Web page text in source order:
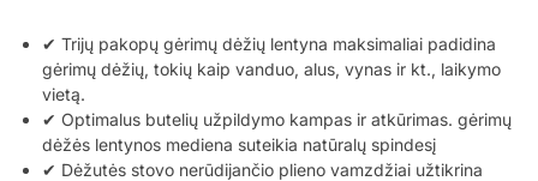
✔ Trijų pakopų gėrimų dėžių lentyna maksimaliai padidina
gėrimų dėžių, tokių kaip vanduo, alus, vynas ir kt., laikymo
vietą.
✔ Optimalus butelių užpildymo kampas ir atkūrimas. gėrimų
dėžės lentynos mediena suteikia natūralų spindesį
✔ Dėžutės stovo nerūdijančio plieno vamzdžiai užtikrina